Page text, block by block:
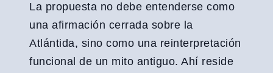
La propuesta no debe entenderse como
una afirmación cerrada sobre la
Atlántida, sino como una reinterpretación
funcional de un mito antiguo. Ahí reside